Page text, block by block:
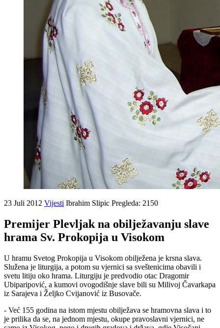
23 Juli 2012 Vijesti Ibrahim Slipic Pregleda: 2150
Premijer Plevljak na obilježavanju slave
hrama Sv. Prokopija u Visokom
U hramu Svetog Prokopija u Visokom obilježena je krsna slava.
Služena je liturgija, a potom su vjernici sa sveštenicima obavili i
svetu litiju oko hrama. Liturgiju je predvodio otac Dragomir
Ubiparipović, a kumovi ovogodišnje slave bili su Milivoj Čavarkapa
iz Sarajeva i Željko Cvijanović iz Busovače.
- Već 155 godina na istom mjestu obilježava se hramovna slava i to
je prilika da se, na jednom mjestu, okupe pravoslavni vjernici, ne